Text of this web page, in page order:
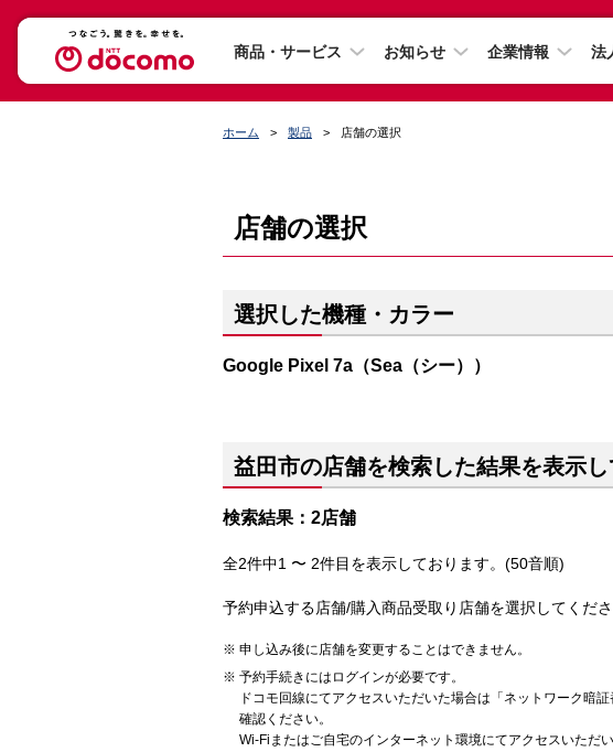
商品・サービス お知らせ 企業情報 法
ホーム 製品 店舗の選択
店舗の選択
選択した機種・カラー
Google Pixel 7a（Sea（シー））
益田市の店舗を検索した結果を表示
検索結果：2店舗
全2件中1 〜 2件目を表示しております。(50音順)
予約申込する店舗/購入商品受取り店舗を選択してくださ
申し込み後に店舗を変更することはできません。
予約手続きにはログインが必要です。
ドコモ回線にてアクセスいただいた場合は「ネットワーク暗
確認ください。
Wi-Fiまたはご自宅のインターネット環境にてアクセスいただ